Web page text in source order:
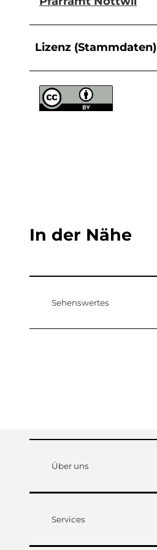
Lizenz (Stammdaten)
In der Nähe
Sehenswertes
Über uns
Services